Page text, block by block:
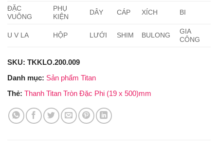
ĐẶC
VUÔNG
PHỤ
KIỆN
DÂY CÁP XÍCH BI
U V LA HỘP LƯỚI SHIM BULONG
GIA
CÔNG
SKU: TKKLO.200.009
Danh mục: Sản phẩm Titan
Thẻ: Thanh Titan Tròn Đặc Phi (19 x 500)mm